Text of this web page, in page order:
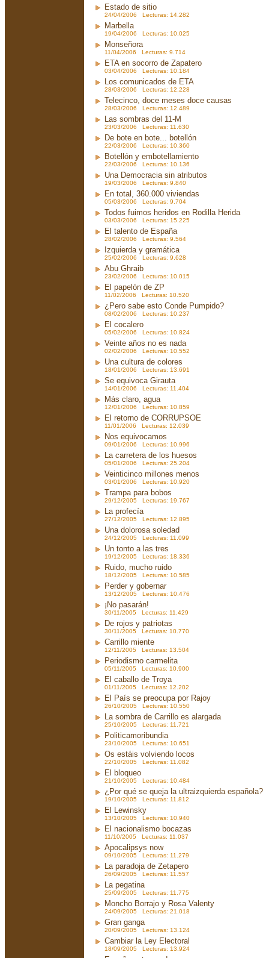
Estado de sitio
24/04/2006 Lecturas: 14.282
Marbella
19/04/2006 Lecturas: 10.025
Monseñora
11/04/2006 Lecturas: 9.714
ETA en socorro de Zapatero
03/04/2006 Lecturas: 10.184
Los comunicados de ETA
28/03/2006 Lecturas: 12.228
Telecinco, doce meses doce causas
28/03/2006 Lecturas: 12.489
Las sombras del 11-M
23/03/2006 Lecturas: 11.630
De bote en bote... botellón
22/03/2006 Lecturas: 10.360
Botellón y embotellamiento
22/03/2006 Lecturas: 10.136
Una Democracia sin atributos
19/03/2006 Lecturas: 9.840
En total, 360.000 viviendas
05/03/2006 Lecturas: 9.704
Todos fuimos heridos en Rodilla Herida
03/03/2006 Lecturas: 15.225
El talento de España
28/02/2006 Lecturas: 9.564
Izquierda y gramática
25/02/2006 Lecturas: 9.628
Abu Ghraib
23/02/2006 Lecturas: 10.015
El papelón de ZP
11/02/2006 Lecturas: 10.520
¿Pero sabe esto Conde Pumpido?
08/02/2006 Lecturas: 10.237
El cocalero
05/02/2006 Lecturas: 10.824
Veinte años no es nada
02/02/2006 Lecturas: 10.552
Una cultura de colores
18/01/2006 Lecturas: 13.691
Se equivoca Girauta
14/01/2006 Lecturas: 11.404
Más claro, agua
12/01/2006 Lecturas: 10.859
El retorno de CORRUPSOE
11/01/2006 Lecturas: 12.039
Nos equivocamos
09/01/2006 Lecturas: 10.996
La carretera de los huesos
05/01/2006 Lecturas: 25.204
Veinticinco millones menos
03/01/2006 Lecturas: 10.920
Trampa para bobos
29/12/2005 Lecturas: 19.767
La profecía
27/12/2005 Lecturas: 12.895
Una dolorosa soledad
24/12/2005 Lecturas: 11.099
Un tonto a las tres
19/12/2005 Lecturas: 18.336
Ruido, mucho ruido
18/12/2005 Lecturas: 10.585
Perder y gobernar
13/12/2005 Lecturas: 10.476
¡No pasarán!
30/11/2005 Lecturas: 11.429
De rojos y patriotas
30/11/2005 Lecturas: 10.770
Carrillo miente
12/11/2005 Lecturas: 13.504
Periodismo carmelita
05/11/2005 Lecturas: 10.900
El caballo de Troya
01/11/2005 Lecturas: 12.202
El País se preocupa por Rajoy
26/10/2005 Lecturas: 10.550
La sombra de Carrillo es alargada
25/10/2005 Lecturas: 11.721
Politicamoribundia
23/10/2005 Lecturas: 10.651
Os estáis volviendo locos
22/10/2005 Lecturas: 11.082
El bloqueo
21/10/2005 Lecturas: 10.484
¿Por qué se queja la ultraizquierda española?
19/10/2005 Lecturas: 11.812
El Lewinsky
13/10/2005 Lecturas: 10.940
El nacionalismo bocazas
11/10/2005 Lecturas: 11.037
Apocalipsys now
09/10/2005 Lecturas: 11.279
La paradoja de Zetapero
26/09/2005 Lecturas: 11.557
La pegatina
25/09/2005 Lecturas: 11.775
Moncho Borrajo y Rosa Valenty
24/09/2005 Lecturas: 21.018
Gran ganga
20/09/2005 Lecturas: 13.124
Cambiar la Ley Electoral
18/09/2005 Lecturas: 13.924